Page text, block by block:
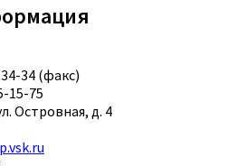
34 (факс)
15-75
Островная, д. 4